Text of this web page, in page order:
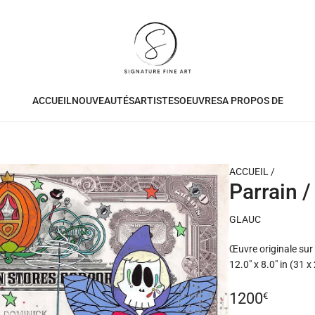
ACCUEILNOUVEAUTÉSARTISTESOEUVRESA PROPOS DE
ACCUEIL /
Parrain
GLAUC
Œuvre originale sur
12.0" x 8.0" in (31 x
Prix
1200€